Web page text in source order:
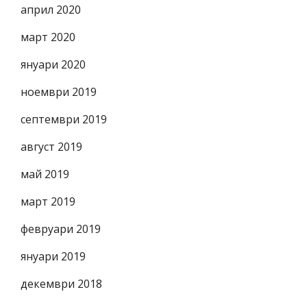
април 2020
март 2020
януари 2020
ноември 2019
септември 2019
август 2019
май 2019
март 2019
февруари 2019
януари 2019
декември 2018